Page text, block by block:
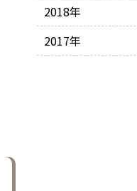
2018年
2017年